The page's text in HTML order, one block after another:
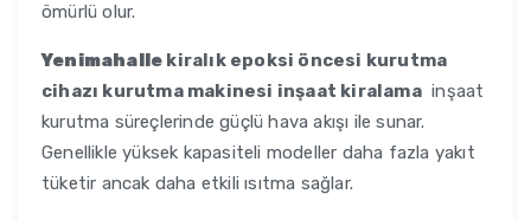
ömürlü olur.
Yenimahalle kiralık epoksi öncesi kurutma
cihazı kurutma makinesi inşaat kiralamainşaat
kurutma süreçlerinde güçlü hava akışı ile sunar.
Genellikle yüksek kapasiteli modeller daha fazla yakıt
tüketir ancak daha etkili ısıtma sağlar.